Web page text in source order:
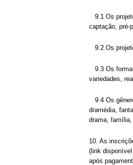
9.1 Os
captação, pré-
9.2 Os
9.3 Os
variedades,
9.4 Os
dramédia,
drama,
10. As
(link
após